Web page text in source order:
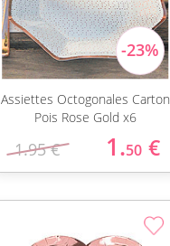
Assiettes Octogonales Carton
Pois Rose Gold x6
1.95 € 1.50 €